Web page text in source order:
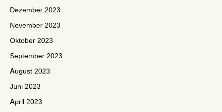
Dezember 2023
November 2023
Oktober 2023
September 2023
August 2023
Juni 2023
April 2023